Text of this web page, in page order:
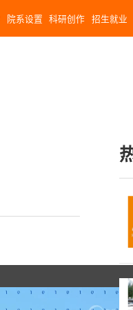
院系设置 科研创作 招生就业